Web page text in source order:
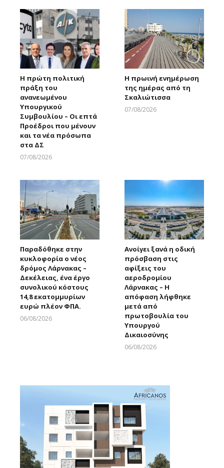
Η πρώτη πολιτική
πράξη του
ανανεωμένου
Υπουργικού
Συμβουλίου – Οι επτά
Προέδροι που μένουν
και τα νέα πρόσωπα
στα ΔΣ
07/08/2026
Η πρωινή ενημέρωση
της ημέρας από τη
Σκαλιώτισσα
07/08/2026
Παραδόθηκε στην
κυκλοφορία ο νέος
δρόμος Λάρνακας –
Δεκέλειας, ένα έργο
συνολικού κόστους
14,8 εκατομμυρίων
ευρώ πλέον ΦΠΑ.
06/08/2026
Ανοίγει ξανά η οδική
πρόσβαση στις
αφίξεις του
αεροδρομίου
Λάρνακας – Η
απόφαση λήφθηκε
μετά από
πρωτοβουλία του
Υπουργού
Δικαιοσύνης
06/08/2026